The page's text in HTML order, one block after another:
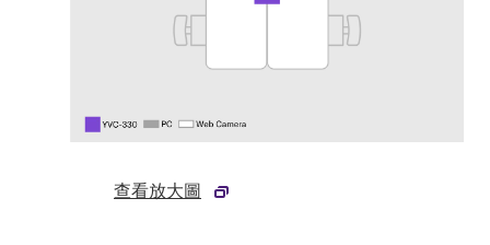
查看放大圖